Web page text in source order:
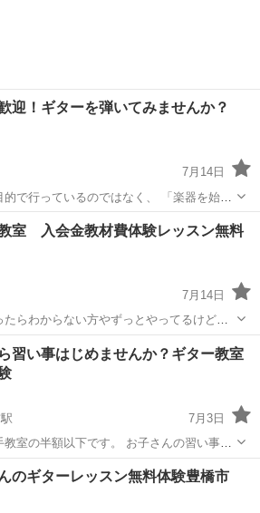
迎！ギターを弾いてみませんか？
7月14日
ているのではなく、 「楽器を始め
げたい」という思いでレッスンをしてい
心...
スタジオ
室 入会金教材費体験レッスン無料
7月14日
らわからない方やずっとやってるけどな
りやすく確実に指導します。レッスン料
などおすすめします。一から丁寧に教え
隔週で一回1...
ギター 個人
習い事はじめませんか？ギター教室
7月3日
教室の半額以下です。 お子さんの習い事に
す。 大人の方も趣味なしでお酒やパチン
どお勧めします。
前駅 ギター 無料
のギターレッスン無料体験豊橋市